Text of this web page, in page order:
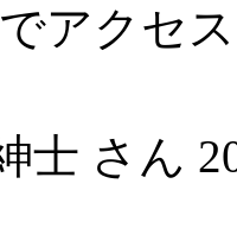
アクセ
士 さん